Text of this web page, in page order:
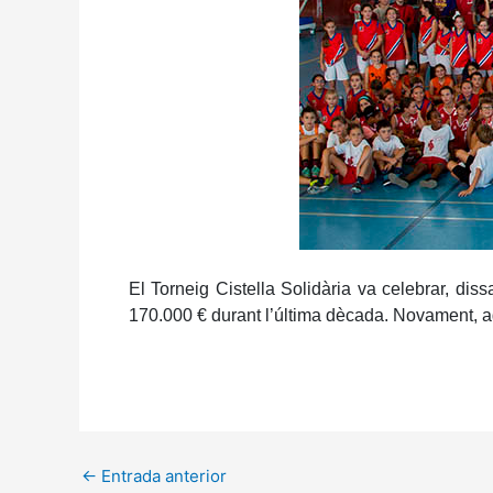
El Torneig Cistella Solidària va celebrar,
170.000 € durant l’última dècada.
← Entrada anterior